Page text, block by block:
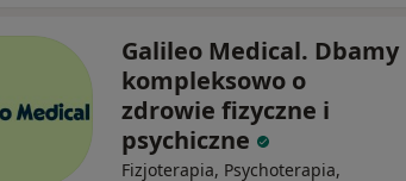
Galileo Medical. Dbamy
kompleksowo o
zdrowie fizyczne i
psychiczne
Fizjoterapia, Psychoterapia,